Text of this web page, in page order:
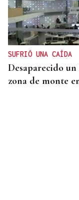
SUFRIÓ UNA CAÍDA
Desaparecido
zona de monte